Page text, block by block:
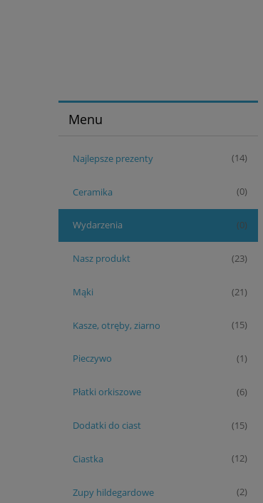
Menu
Najlepsze prezenty (14)
Ceramika (0)
Wydarzenia (0)
Nasz produkt (23)
Mąki (21)
Kasze, otręby, ziarno (15)
Pieczywo (1)
Płatki orkiszowe (6)
Dodatki do ciast (15)
Ciastka (12)
Zupy hildegardowe (2)